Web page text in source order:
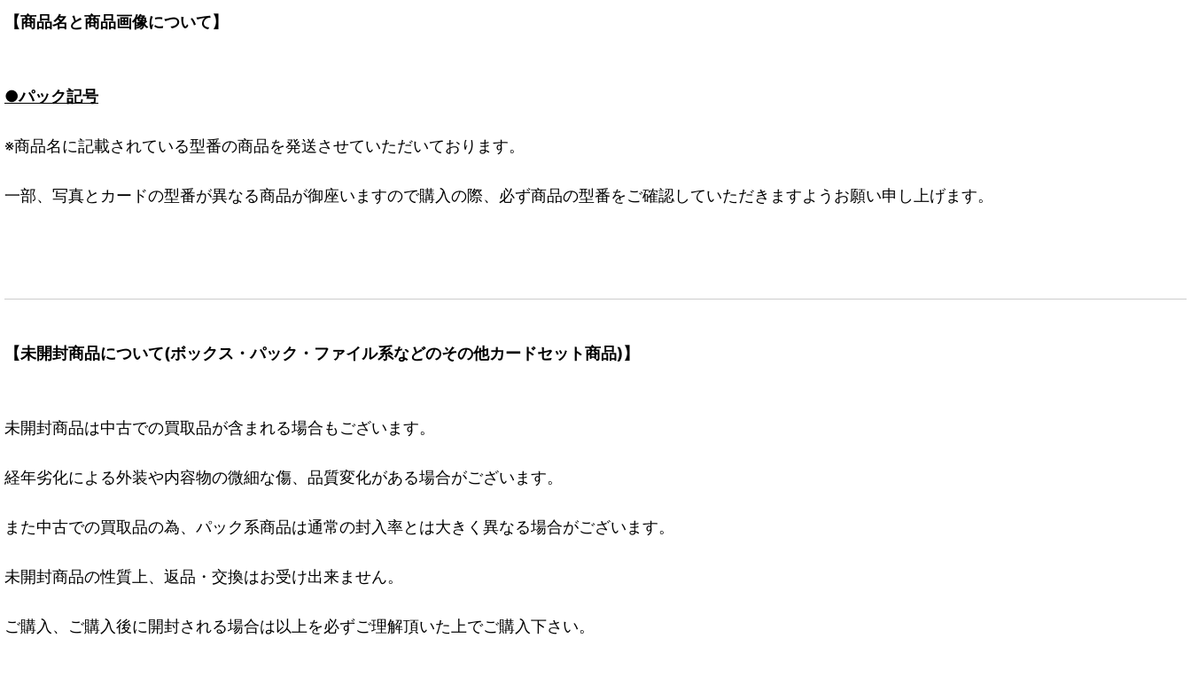
【商品名と商品画像について】
●パック記号
※商品名に記載されている型番の商品を発送させていただいております。
一部、写真とカードの型番が異なる商品が御座いますので購入の際、必ず商品の型番をご確認していただきますようお願い申し上げます。
【未開封商品について(ボックス・パック・ファイル系などのその他カードセット商品)】
未開封商品は中古での買取品が含まれる場合もございます。
経年劣化による外装や内容物の微細な傷、品質変化がある場合がございます。
また中古での買取品の為、パック系商品は通常の封入率とは大きく異なる場合がございます。
未開封商品の性質上、返品・交換はお受け出来ません。
ご購入、ご購入後に開封される場合は以上を必ずご理解頂いた上でご購入下さい。